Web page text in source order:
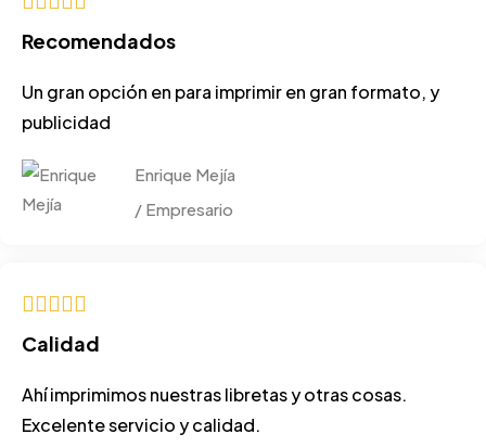
Recomendados
Un gran opción en para imprimir en gran formato, y
publicidad
Enrique Mejía
/ Empresario
Calidad
Ahí imprimimos nuestras libretas y otras cosas.
Excelente servicio y calidad.